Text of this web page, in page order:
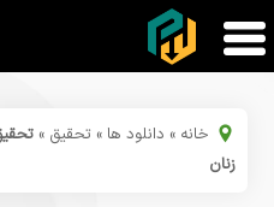
خانه » دانلود ها » تحقیق »
زنان